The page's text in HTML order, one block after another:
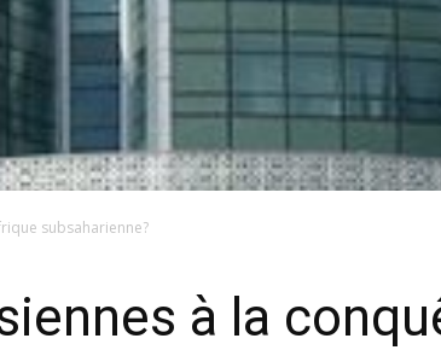
subsaharienne?
à la